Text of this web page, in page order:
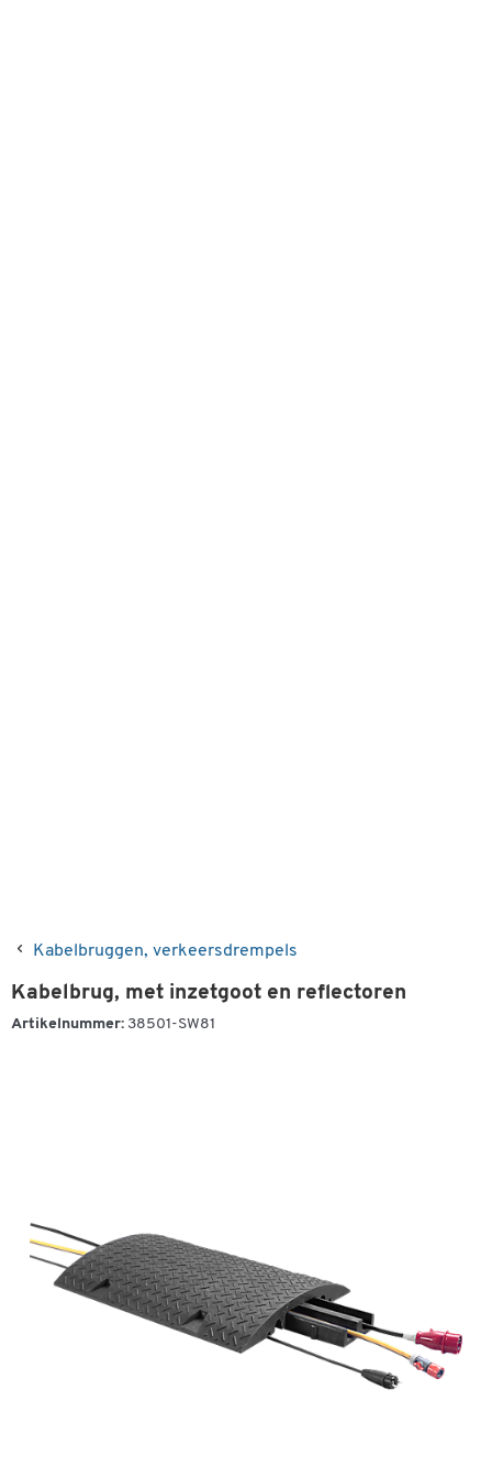
Kabelbruggen, verkeersdrempels
Kabelbrug, met inzetgoot en reflectoren
Artikelnummer: 38501-SW81